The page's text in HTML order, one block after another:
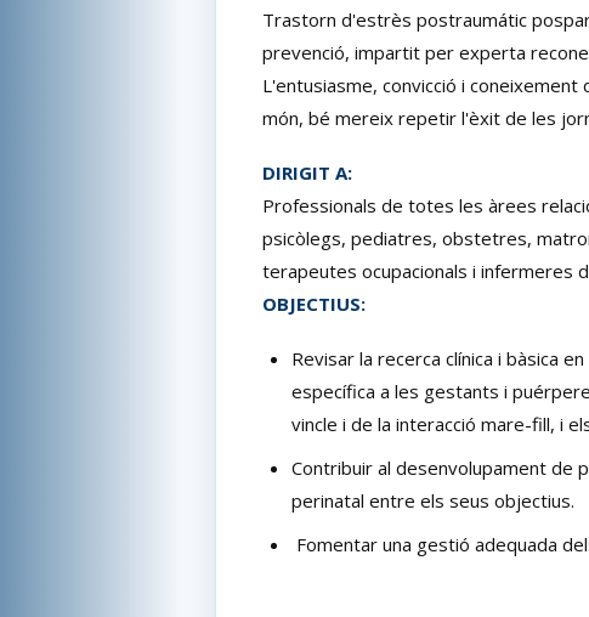
Trastorn d'estrès postraumátic
prevenció, impartit per experta
L'entusiasme, convicció i
món, bé mereix repetir l'èxit de les
DIRIGIT A:
Professionals de totes les àrees
psicòlegs, pediatres, obstetres,
terapeutes ocupacionals i infermeres
OBJECTIUS:
Revisar la recerca clínica i bàsica
específica a les gestants i
vincle i de la interacció mare-fill, i
Contribuir al desenvolupament de
perinatal entre els seus objectius.
Fomentar una gestió adequada